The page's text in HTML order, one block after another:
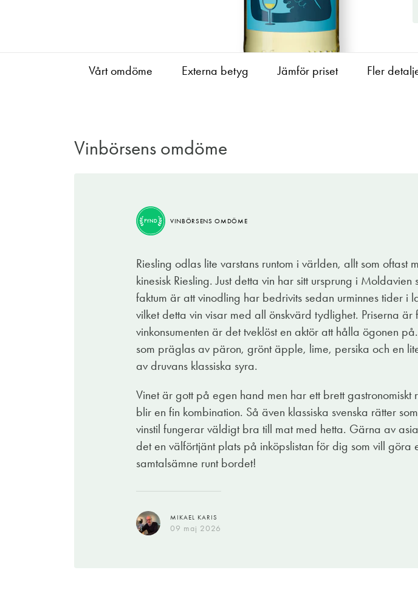
Vårt omdöme Externa betyg Jämför priset Fler
Vinbörsens omdöme
FYND VINBÖRSENS OMDÖME
Riesling odlas lite varstans runtom i världen, allt som
kinesisk Riesling. Just detta vin har sitt ursprung i
faktum är att vinodling har bedrivits sedan urminnes tider i
vilket detta vin visar med all önskvärd tydlighet. Priserna
vinkonsumenten är det tveklöst en aktör att hålla ögonen
som präglas av päron, grönt äpple, lime, persika och en
av druvans klassiska syra.
Vinet är gott på egen hand men har ett brett
blir en fin kombination. Så även klassiska svenska rätter
vinstil fungerar väldigt bra till mat med hetta. Gärna av
det en välförtjänt plats på inköpslistan för dig som vill göra
samtalsämne runt bordet!
MIKAEL KARIS
09 maj 2026
Det är inte ofta jag dricker vin från Moldavien. Men i fallet med denna
Detta vin har en tilltalande doft av exotisk frukt och vita blommor. På
är lättdrucket och är därför enkelt att placera in i diverse sammanhang
lite för mycket folk, alla tar med något gott, lite utan plan. Någon får ta
I detta sammanhang är en välkyld litersflaska med halvtorr Riesling
tänkas landa på bordet. Så vad väntar du på? Ut med inbjudan nu.
MADELEINE ARDBY